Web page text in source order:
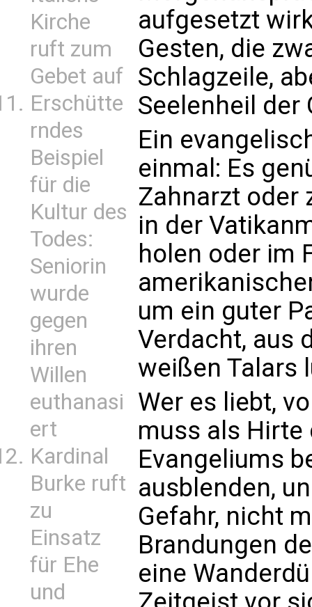
Kirche
ruft zum
Gebet auf
Erschütte
rndes
Beispiel
für die
Kultur des
Todes:
Seniorin
wurde
gegen
ihren
Willen
euthanasi
ert
Kardinal
Burke ruft
zu
Einsatz
für Ehe
und
aufgesetzt
Gesten, die
Schlagzeile,
Seelenheil der
Ein
einmal: Es
Zahnarzt oder
in der
holen oder im
um ein guter
Verdacht, aus
weißen Talars
Wer es liebt,
muss als Hirte
Evangeliums
ausblenden,
Gefahr, nicht
Brandungen
eine